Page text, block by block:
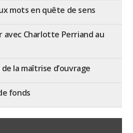
mots en quête de sens
avec Charlotte Perriand au
la maîtrise d’ouvrage
fonds